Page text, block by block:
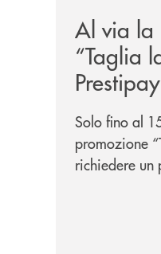
Al via la
“Taglia
per te!
Solo fino al
promozione
richiedere un